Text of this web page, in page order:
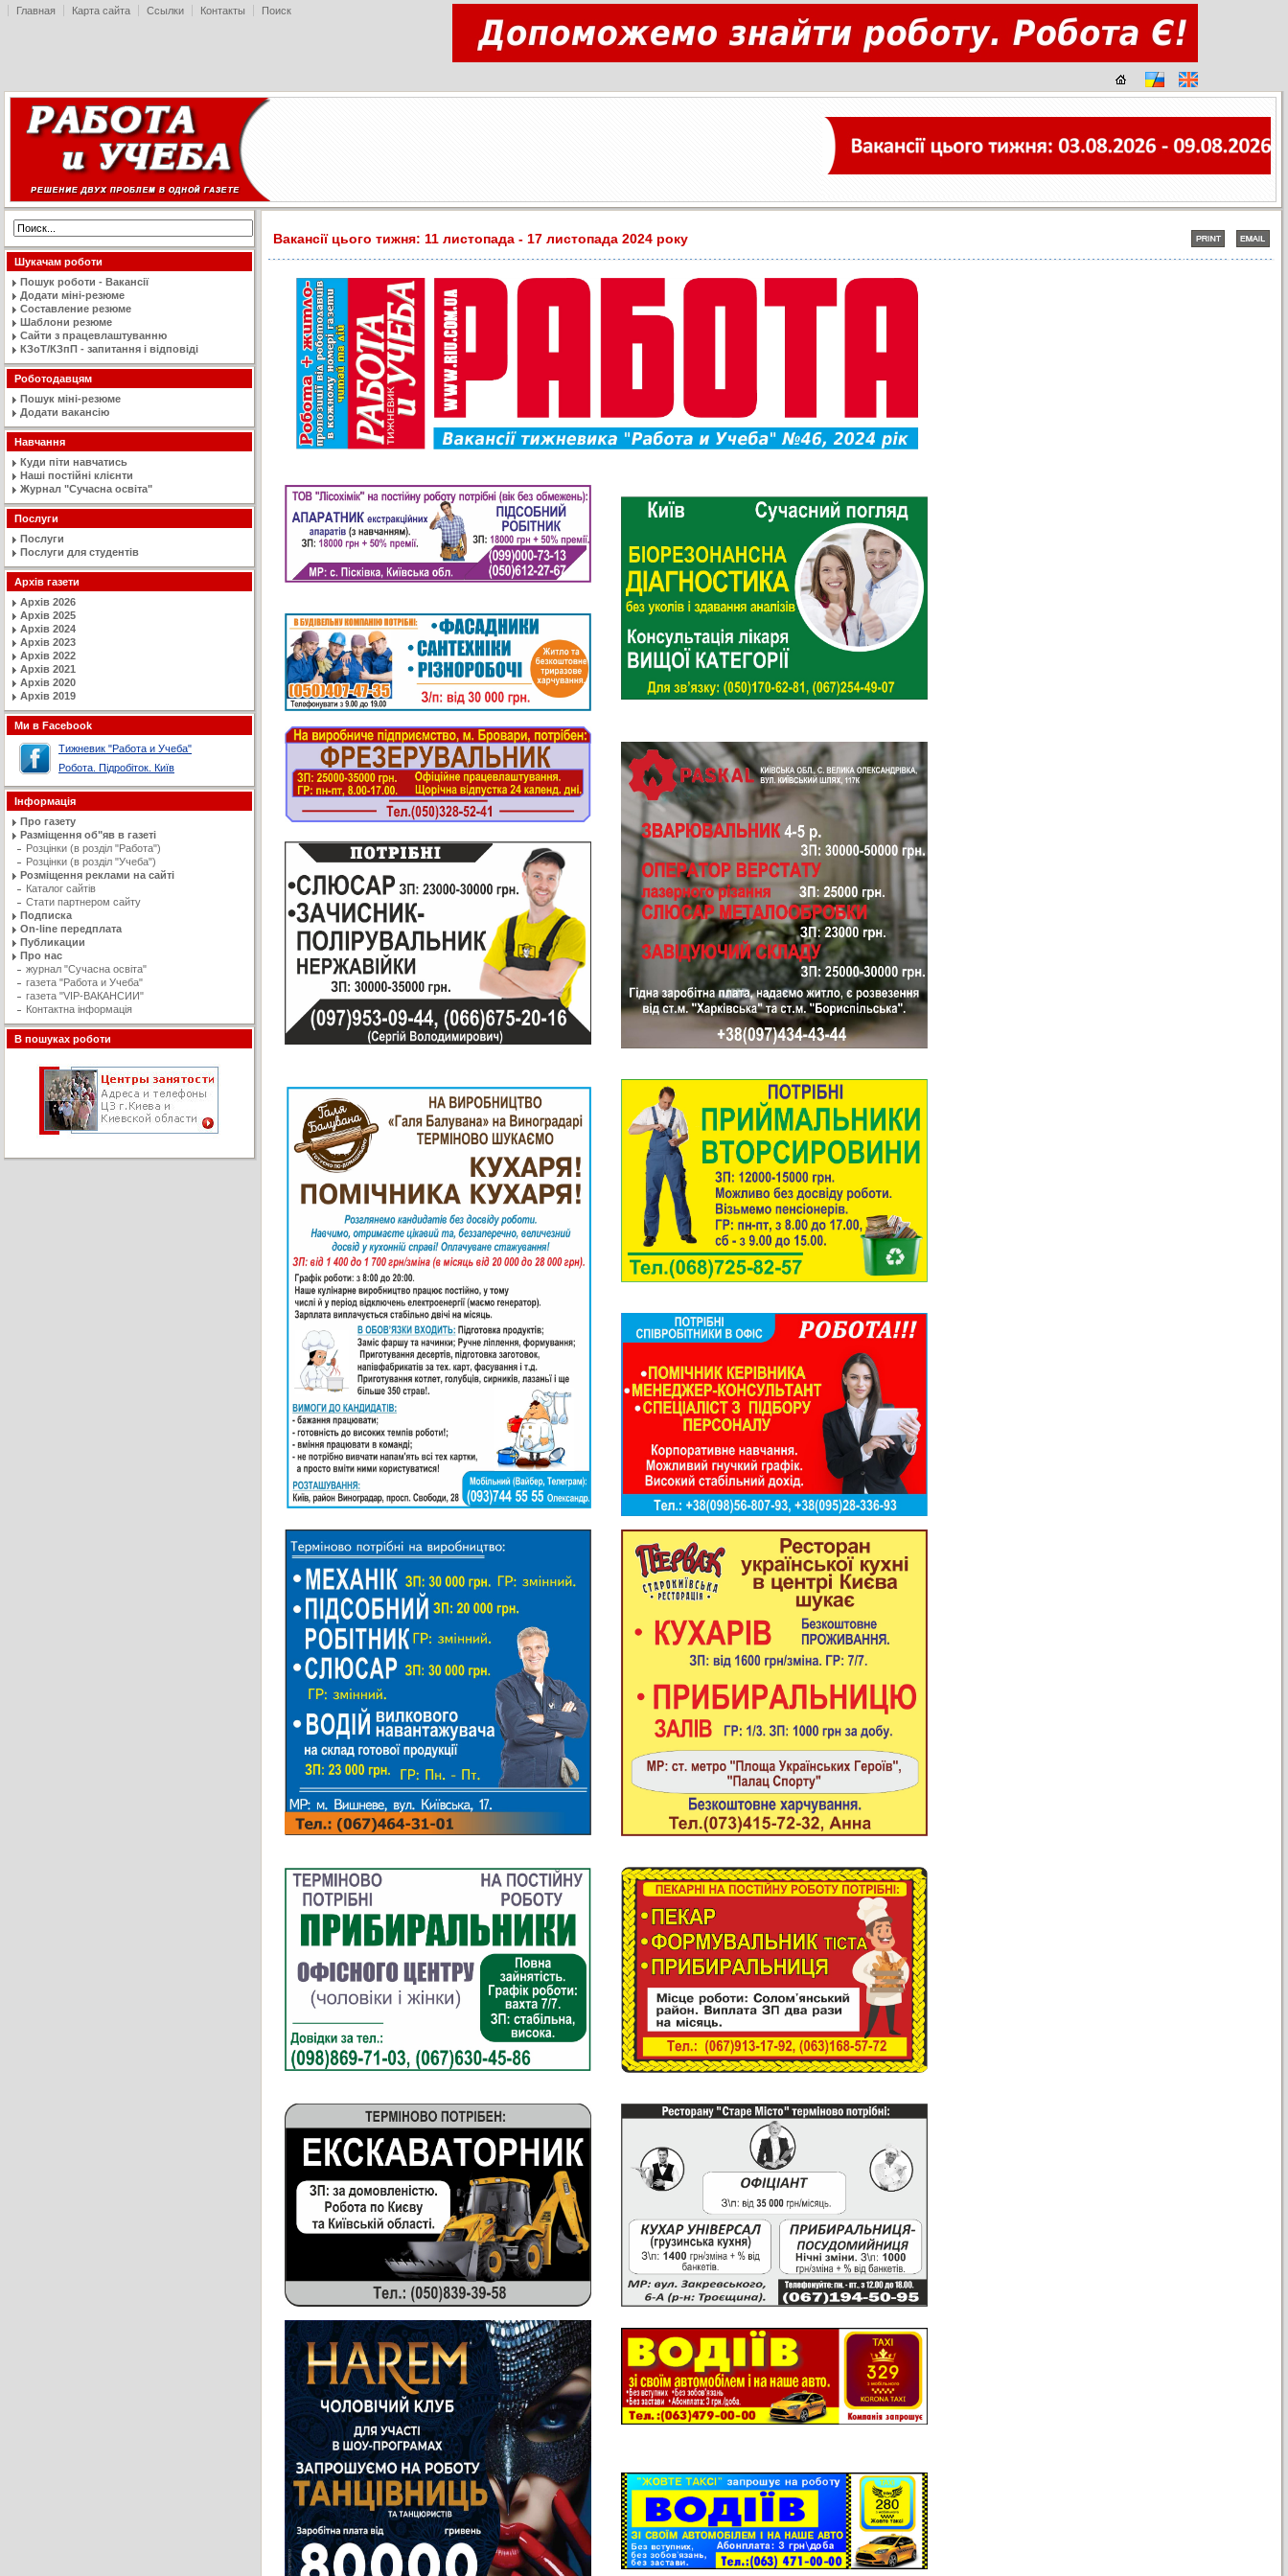
Главная Карта сайта Ссылки Контакты Поиск
Шукачам роботи
Пошук роботи - Вакансії
Додати міні-резюме
Составление резюме
Шаблони резюме
Сайти з працевлаштуванню
КЗоТ/КЗпП - запитання і відповіді
Роботодавцям
Пошук міні-резюме
Додати вакансію
Навчання
Куди піти навчатись
Наші постійні клієнти
Журнал "Сучасна освiта"
Послуги
Послуги
Послуги для студентів
Архів газети
Архів 2026
Архів 2025
Архів 2024
Архів 2023
Архів 2022
Архів 2021
Архів 2020
Архів 2019
Ми в Facebook
Тижневик "Работа и Учеба"
Робота. Підробіток. Київ
Інформація
Про газету
Разміщення об"яв в газеті
Розцінки (в розділ "Работа")
Розцінки (в розділ "Учеба")
Розміщення реклами на сайті
Каталог сайтів
Стати партнером сайту
Подписка
On-line передплата
Публикации
Про нас
журнал "Сучасна освiта"
газета "Работа и Учеба"
газета "VIP-ВАКАНСИИ"
Контактна інформація
В пошуках роботи
Вакансії цього тижня: 11 листопада - 17 листопада 2024 року